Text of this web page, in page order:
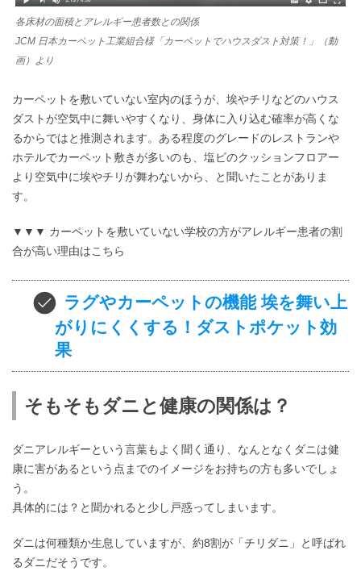
各床材の面積とアレルギー患者数との関係
JCM 日本カーペット工業組合様「カーペットでハウスダスト対策！」（動
画）より
カーペットを敷いていない室内のほうが、埃やチリなどのハウス
ダストが空気中に舞いやすくなり、身体に入り込む確率が高くな
るからではと推測されます。ある程度のグレードのレストランや
ホテルでカーペット敷きが多いのも、塩ビのクッションフロアー
より空気中に埃やチリが舞わないから、と聞いたことがありま
す。
▼▼▼ カーペットを敷いていない学校の方がアレルギー患者の割
合が高い理由はこちら
ラグやカーペットの機能 埃を舞い上
がりにくくする！ダストポケット効
果
そもそもダニと健康の関係は？
ダニアレルギーという言葉もよく聞く通り、なんとなくダニは健
康に害があるという点までのイメージをお持ちの方も多いでしょ
う。
具体的には？と聞かれると少し戸惑ってしまいます。
ダニは何種類か生息していますが、約8割が「チリダニ」と呼ばれ
るダニだそうです。